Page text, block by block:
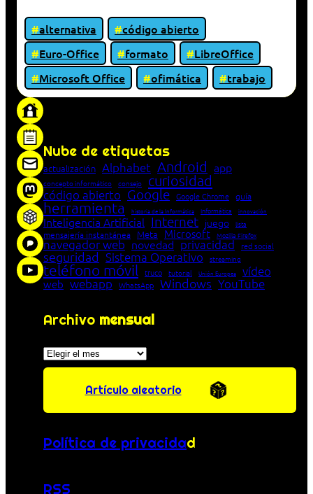
alternativa
código abierto
Euro-Office
formato
LibreOffice
Microsoft Office
ofimática
trabajo
Nube de etiquetas
actualización Alphabet Android app
concepto informático consejo curiosidad
código abierto Google Google Chrome guía
herramienta historia de la Informática Informática innovación
Inteligencia Artificial Internet juego lista
mensajería instantánea Meta Microsoft Mozilla Firefox
navegador web novedad privacidad red social
seguridad Sistema Operativo streaming
teléfono móvil truco tutorial Unión Europea vídeo
web webapp WhatsApp Windows YouTube
Archivo mensual
Archivos
Artículo aleatorio
Política de privacidad
RSS